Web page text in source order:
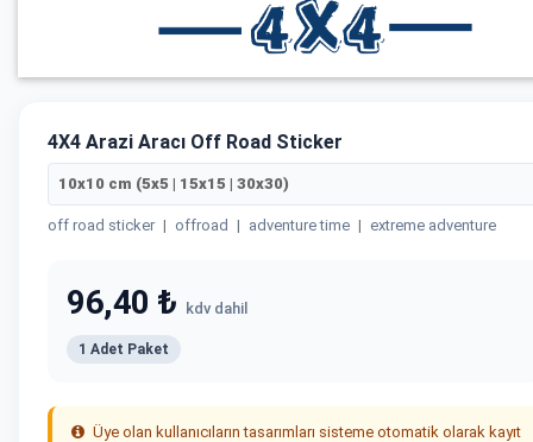
4X4 Arazi Aracı Off Road Sticker
10x10 cm (5x5 | 15x15 | 30x30)
off road sticker | offroad | adventure time | extreme adventure
96,40 ₺ kdv dahil
1 Adet Paket
Üye olan kullanıcıların tasarımları sisteme otomatik olarak kayıt